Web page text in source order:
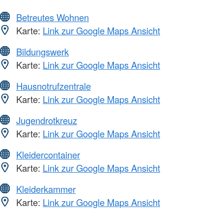
Betreutes Wohnen
Karte: Link zur Google Maps Ansicht
Bildungswerk
Karte: Link zur Google Maps Ansicht
Hausnotrufzentrale
Karte: Link zur Google Maps Ansicht
Jugendrotkreuz
Karte: Link zur Google Maps Ansicht
Kleidercontainer
Karte: Link zur Google Maps Ansicht
Kleiderkammer
Karte: Link zur Google Maps Ansicht